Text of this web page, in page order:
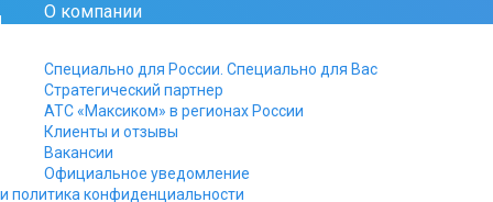
О компании
Специально для России. Специально для Вас
Стратегический партнер
АТС «Максиком» в регионах России
Клиенты и отзывы
Вакансии
Официальное уведомление
и политика конфиденциальности
Официальный сайт